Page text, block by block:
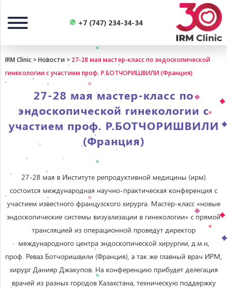
+7 (747) 234-34-34
IRM Clinic >Новости > 27-28 мая мастер-класс по эндоскопической
гинекологии с участием проф. Р.БОТЧОРИШВИЛИ (Франция)
27-28 мая мастер-класс по
эндоскопической гинекологии с
участием проф. Р.БОТЧОРИШВИЛИ
(Франция)
27-28 мая в Институте репродуктивной медицины (ирм)
состоится международная научно-практическая конференция с
участием известного французского хирурга. Мастер-класс «новые
эндоскопические системы визуализации в гинекологии» с прямой
трансляцией из операционной проведут директор
международного центра эндоскопической хирургии, д.м.н,
проф. Реваз Ботчоришвили (Франция), а так же главный врач ИРМ,
хирург Данияр Джакупов. На конференцию прибудет делегация
врачей из разных городов Казахстана, техническую поддержку